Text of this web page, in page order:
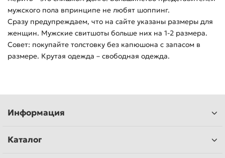
мужского пола впринципе не любят шоппинг.
Сразу предупреждаем, что на сайте указаны размеры для
женщин. Мужские свитшоты больше них на 1-2 размера.
Совет: покупайте толстовку без капюшона с запасом в
размере. Крутая одежда – свободная одежда.
Информация
Каталог